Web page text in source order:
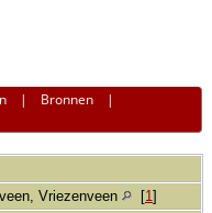
| Bronnen |
Vriezenveen [1 ]